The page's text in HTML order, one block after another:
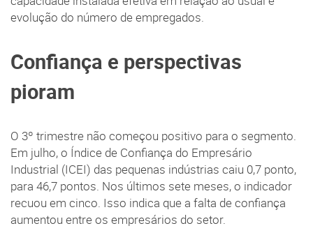
evolução do número de empregados.
Confiança e perspectivas
pioram
O 3º trimestre não começou positivo para o segmento.
Em julho, o Índice de Confiança do Empresário
Industrial (ICEI) das pequenas indústrias caiu 0,7 ponto,
para 46,7 pontos. Nos últimos sete meses, o indicador
recuou em cinco. Isso indica que a falta de confiança
aumentou entre os empresários do setor.